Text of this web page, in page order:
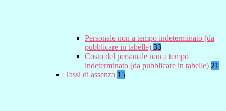
Personale non a tempo indeterminato (da
pubblicare in tabelle) 33
Costo del personale non a tempo
indeterminato (da pubblicare in tabelle) 21
Tassi di assenza 15